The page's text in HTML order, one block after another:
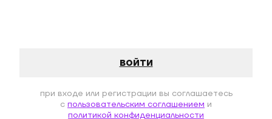
войти
при входе или регистрации вы соглашаетесь
c пользовательским соглашением и
политикой конфиденциальности